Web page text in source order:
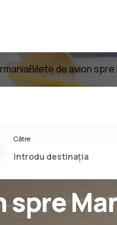
Bilete de avion spre
spre
Către